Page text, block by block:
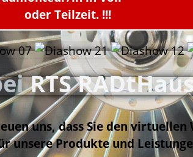
oder Teilzeit. !!!
RTS
uns, dass Sie den virtuellen
unsere Produkte und